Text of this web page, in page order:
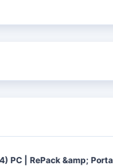
РС | RePack &amp;